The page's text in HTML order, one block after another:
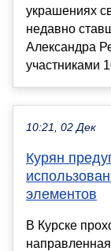
украшениях
недавно
Александра
участниками
10:21, 02 Дек
Курян
элементов
В Курске